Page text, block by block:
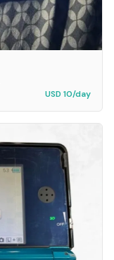
USD 10/day